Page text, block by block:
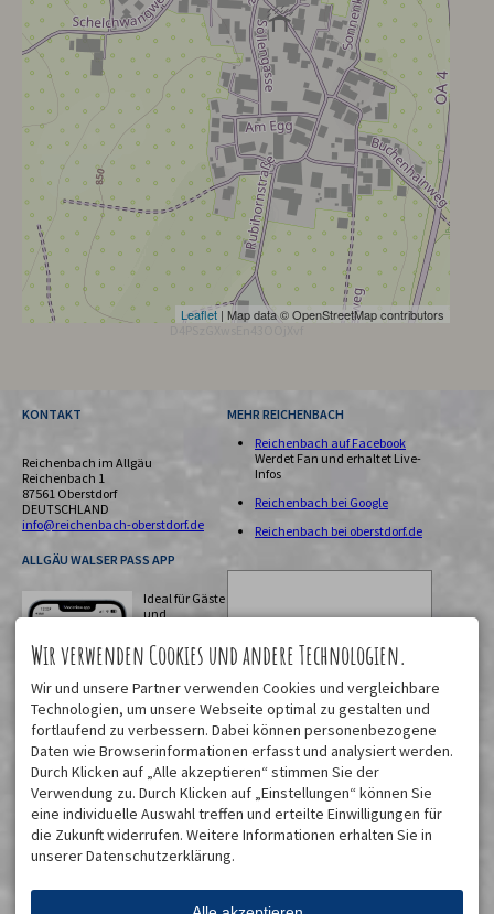
Leaflet | Map data © OpenStreetMap contributors
KONTAKT
Reichenbach im Allgäu
Reichenbach 1
87561 Oberstdorf
DEUTSCHLAND
info@reichenbach-oberstdorf.de
MEHR REICHENBACH
Reichenbach auf Facebook
Werdet Fan und erhaltet Live-
Infos
Reichenbach bei Google
Reichenbach bei oberstdorf.de
ALLGÄU WALSER PASS APP
Ideal für Gäste
und
Digitale
Gästekarte,
mit
Öffnungszeiten sowie mobiler
Zugriff auf unseren Fahrplan/ÖPNV
Download hier
Wir verwenden Cookies und andere Technologien.
Wir und unsere Partner verwenden Cookies und vergleichbare
Technologien, um unsere Webseite optimal zu gestalten und
fortlaufend zu verbessern. Dabei können personenbezogene
Daten wie Browserinformationen erfasst und analysiert werden.
Durch Klicken auf „Alle akzeptieren“ stimmen Sie der
Verwendung zu. Durch Klicken auf „Einstellungen“ können Sie
eine individuelle Auswahl treffen und erteilte Einwilligungen für
die Zukunft widerrufen. Weitere Informationen erhalten Sie in
unserer Datenschutzerklärung.